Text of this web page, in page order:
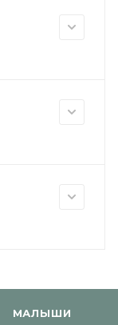
МАЛЫШИ